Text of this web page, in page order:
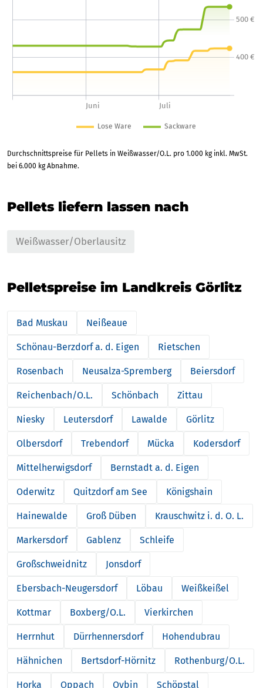
Durchschnittspreise für Pellets in Weißwasser/O.L. pro 1.000 kg inkl. MwSt.
bei 6.000 kg Abnahme.
Pellets liefern lassen nach
Weißwasser/Oberlausitz
Pelletspreise im Landkreis Görlitz
Bad Muskau Neißeaue
Schönau-Berzdorf a. d. Eigen Rietschen
Rosenbach Neusalza-Spremberg Beiersdorf
Reichenbach/O.L. Schönbach Zittau
Niesky Leutersdorf Lawalde Görlitz
Olbersdorf Trebendorf Mücka Kodersdorf
Mittelherwigsdorf Bernstadt a. d. Eigen
Oderwitz Quitzdorf am See Königshain
Hainewalde Groß Düben Krauschwitz i. d. O. L.
Markersdorf Gablenz Schleife
Großschweidnitz Jonsdorf
Ebersbach-Neugersdorf Löbau Weißkeißel
Kottmar Boxberg/O.L. Vierkirchen
Herrnhut Dürrhennersdorf Hohendubrau
Hähnichen Bertsdorf-Hörnitz Rothenburg/O.L.
Horka Oppach Oybin Schöpstal